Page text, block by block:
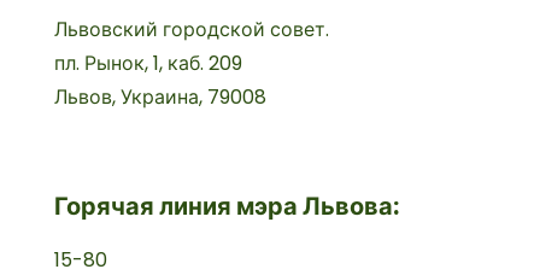
Львовский городской совет.
пл. Рынок, 1, каб. 209
Львов, Украина, 79008
Горячая линия мэра Львова:
15-80